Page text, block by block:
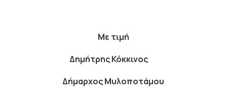
Με τιμή
Δημήτρης Κόκκινος
Δήμαρχος Μυλοποτάμου